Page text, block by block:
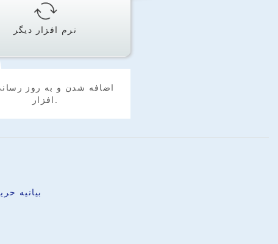
نرم افزار دیگر
اضافه شدن و به روز
بیانیه